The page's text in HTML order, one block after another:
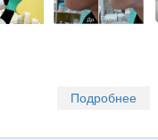
Подробнее